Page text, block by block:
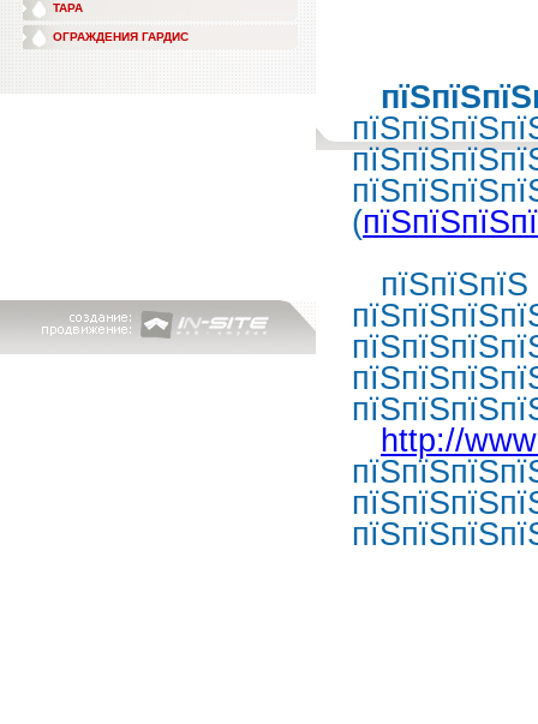
ТАРА
ОГРАЖДЕНИЯ ГАРДИС
(
пїЅпїЅпїЅ
http://